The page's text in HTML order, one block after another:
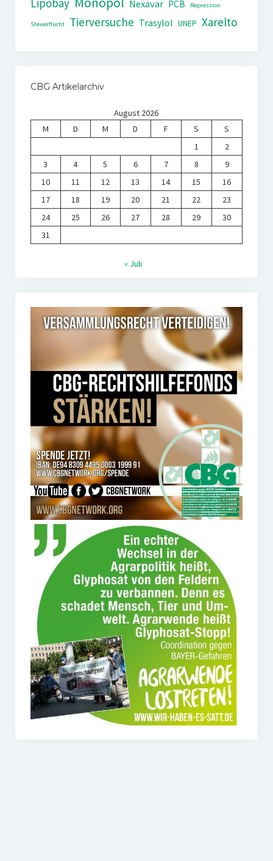
Lipobay Nexavar PCB Repression
Steuerflucht Tierversuche Trasylol UNEP Xarelto
CBG Artikelarchiv
August 2026
M
D M D F S
S
1
2
3
4 5 6 7 8
9
10
11 12 13 14 15
16
17
18 19 20 21 22
23
24
25 26 27 28 29
30
31
« Juli